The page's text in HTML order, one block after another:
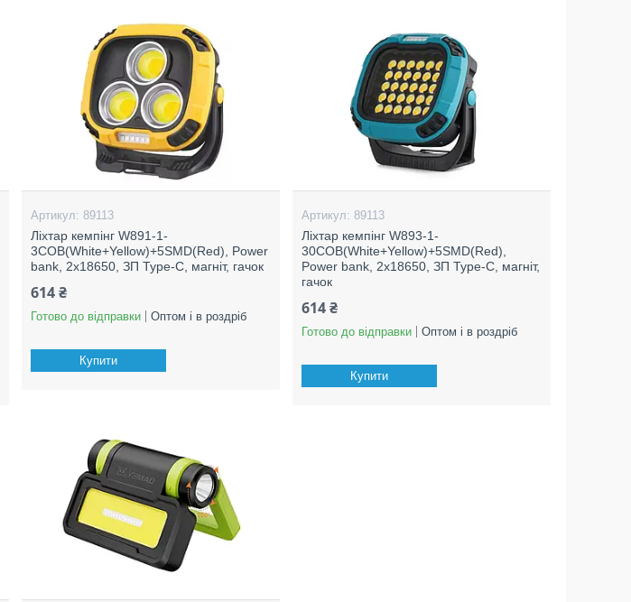
89113
Ліхтар кемпінг W891-1-
3COB(White+Yellow)+5SMD(Red), Power
bank, 2x18650, ЗП Type-C, магніт, гачок
614 ₴
Готово до відправки Оптом і в роздріб
Купити
89113
Ліхтар кемпінг W893-1-
30COB(White+Yellow)+5SMD(Red),
Power bank, 2x18650, ЗП Type-C, магніт,
гачок
614 ₴
Готово до відправки Оптом і в роздріб
Купити